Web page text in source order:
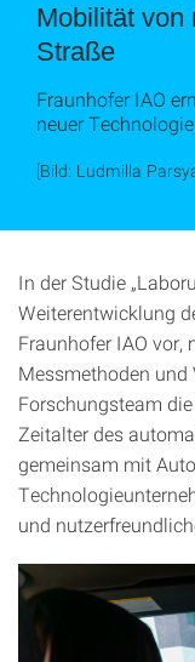
Mobilität von
Straße
Fraunhofer IAO
neuer
[Bild: Ludmilla
In der Studie
Weiterentwicklung
Fraunhofer IAO vor,
Messmethoden
Forschungsteam
Zeitalter des
gemeinsam mit
und